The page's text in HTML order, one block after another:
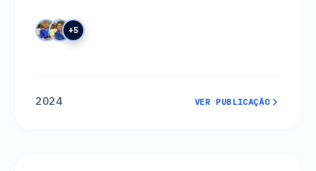
combination
+5
2024
VER PUBLICAÇÃO